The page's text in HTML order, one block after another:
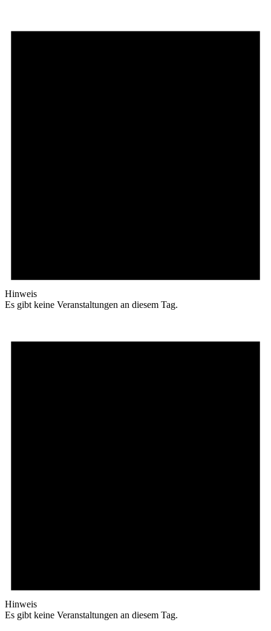
Hinweis
Es gibt keine Veranstaltungen an diesem Tag.
Hinweis
Es gibt keine Veranstaltungen an diesem Tag.